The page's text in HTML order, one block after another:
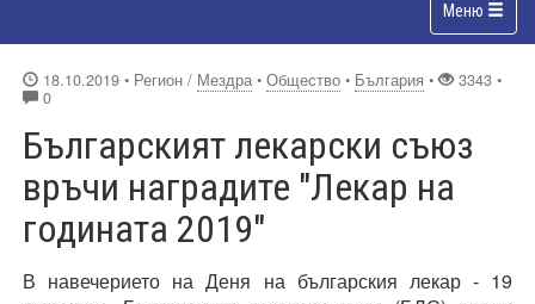
Меню
18.10.2019 • Регион / Мездра • Общество • България •
3343 •
0
Българският лекарски съюз
връчи наградите "Лекар на
годината 2019"
В навечерието на Деня на българския лекар - 19